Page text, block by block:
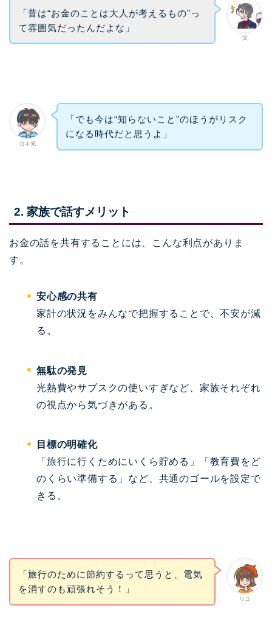
父
「昔は“お金のことは大人が考えるもの”っ
て雰囲気だったんだよな」
ロキ兄
「でも今は“知らないこと”のほうがリスク
になる時代だと思うよ」
2. 家族で話すメリット
お金の話を共有することには、こんな利点がありま
す。
安心感の共有
家計の状況をみんなで把握することで、不安が減
る。
無駄の発見
光熱費やサブスクの使いすぎなど、家族それぞれ
の視点から気づきがある。
目標の明確化
「旅行に行くためにいくら貯める」「教育費をど
のくらい準備する」など、共通のゴールを設定で
きる。
リコ
「旅行のために節約するって思うと、電気
を消すのも頑張れそう！」